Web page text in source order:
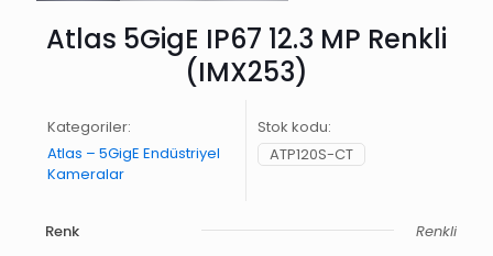
Atlas 5GigE IP67 12.3 MP Renkli
(IMX253)
Kategoriler:
Atlas – 5GigE Endüstriyel
Kameralar
Stok kodu:
ATP120S-CT
Renk
Renkli